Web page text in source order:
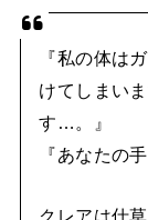
『私の体は
けてしまい
す…。』
『あなたの
クレアは仕